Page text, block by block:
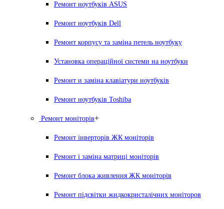
Ремонт ноутбуків ASUS
Ремонт ноутбуків Dell
Ремонт корпусу та заміна петель ноутбуку
Установка операційної системи на ноутбуки
Ремонт и заміна клавіатури ноутбуків
Ремонт ноутбуків Toshiba
Ремонт моніторів+
Ремонт інверторів ЖК моніторів
Ремонт і заміна матриці моніторів
Ремонт блока живлення ЖК моніторів
Ремонт підсвітки жидкокристалічних моніторов